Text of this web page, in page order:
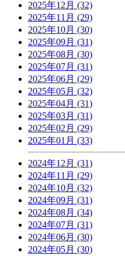
2025年12月 (32)
2025年11月 (29)
2025年10月 (30)
2025年09月 (31)
2025年08月 (30)
2025年07月 (31)
2025年06月 (29)
2025年05月 (32)
2025年04月 (31)
2025年03月 (31)
2025年02月 (29)
2025年01月 (33)
2024年12月 (31)
2024年11月 (29)
2024年10月 (32)
2024年09月 (31)
2024年08月 (34)
2024年07月 (31)
2024年06月 (30)
2024年05月 (30)